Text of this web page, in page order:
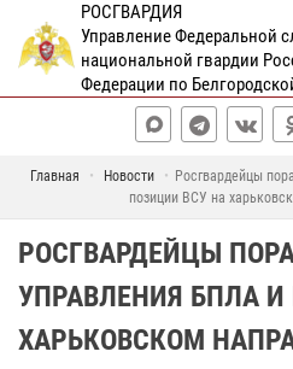
РОСГВАРДИЯ
Управление Федеральной
национальной гвардии
Федерации по
Главная Новости
Росгвардейцы
позиции ВСУ на
РОСГВАРДЕЙЦЫ
УПРАВЛЕНИЯ БПЛА
ХАРЬКОВСКОМ